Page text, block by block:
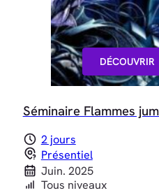
DÉCOUVRIR
Séminaire Flammes
2 jours
Présentiel
Juin. 2025
Tous niveaux